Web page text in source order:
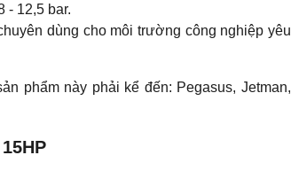
- 12,5 bar.
dùng cho môi trường công nghiệp yêu
phẩm này phải kể đến: Pegasus, Jetman,